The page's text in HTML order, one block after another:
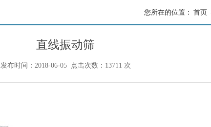
您所在的位置： 首页
直线振动筛
发布时间：2018-06-05 点击次数：13711 次